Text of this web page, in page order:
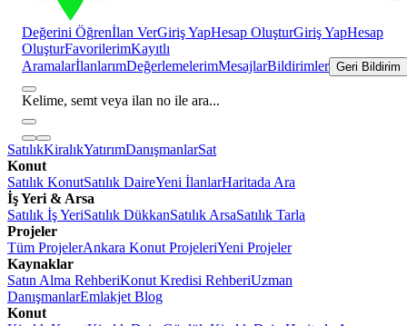
Değerini Öğrenİlan VerGiriş YapHesap OluşturGiriş YapHesap
OluşturFavorilerimKayıtlı
AramalarİlanlarımDeğerlemelerimMesajlarBildirimler Geri Bildirim
Kelime, semt veya ilan no ile ara...
SatılıkKiralıkYatırımDanışmanlarSat
Konut
Satılık KonutSatılık DaireYeni İlanlarHaritada Ara
İş Yeri & Arsa
Satılık İş YeriSatılık DükkanSatılık ArsaSatılık Tarla
Projeler
Tüm ProjelerAnkara Konut ProjeleriYeni Projeler
Kaynaklar
Satın Alma RehberiKonut Kredisi RehberiUzman
DanışmanlarEmlakjet Blog
Konut